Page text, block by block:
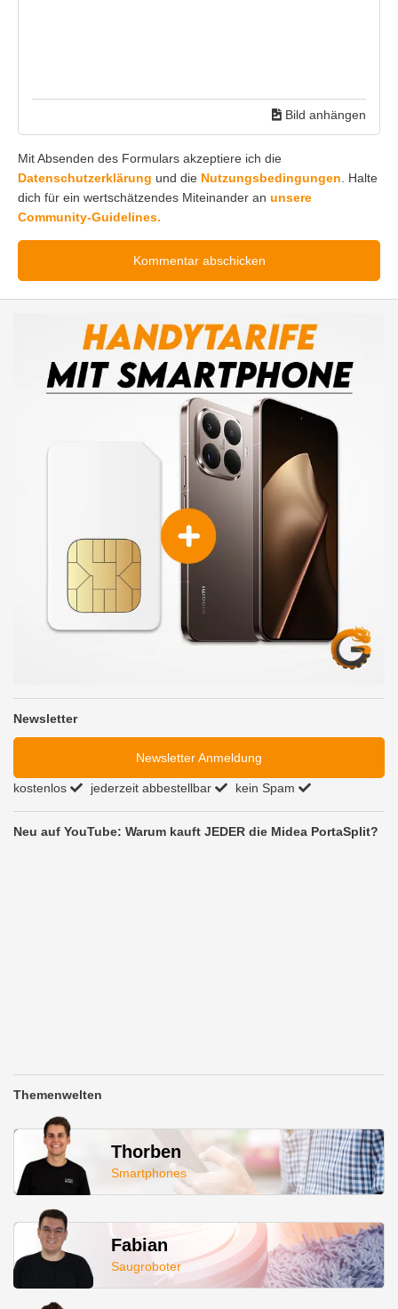
Bild anhängen
Mit Absenden des Formulars akzeptiere ich die
Datenschutzerklärung und die Nutzungsbedingungen . Halte
dich für ein wertschätzendes Miteinander an unsere
Community-Guidelines.
Newsletter
Newsletter Anmeldung
kostenlos jederzeit abbestellbar kein Spam
Neu auf YouTube: Warum kauft JEDER die Midea PortaSplit?
Themenwelten
Thorben
Smartphones
Fabian
Saugroboter